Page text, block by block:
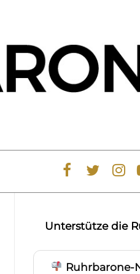
Unterstütze die
Ruhrbarone-